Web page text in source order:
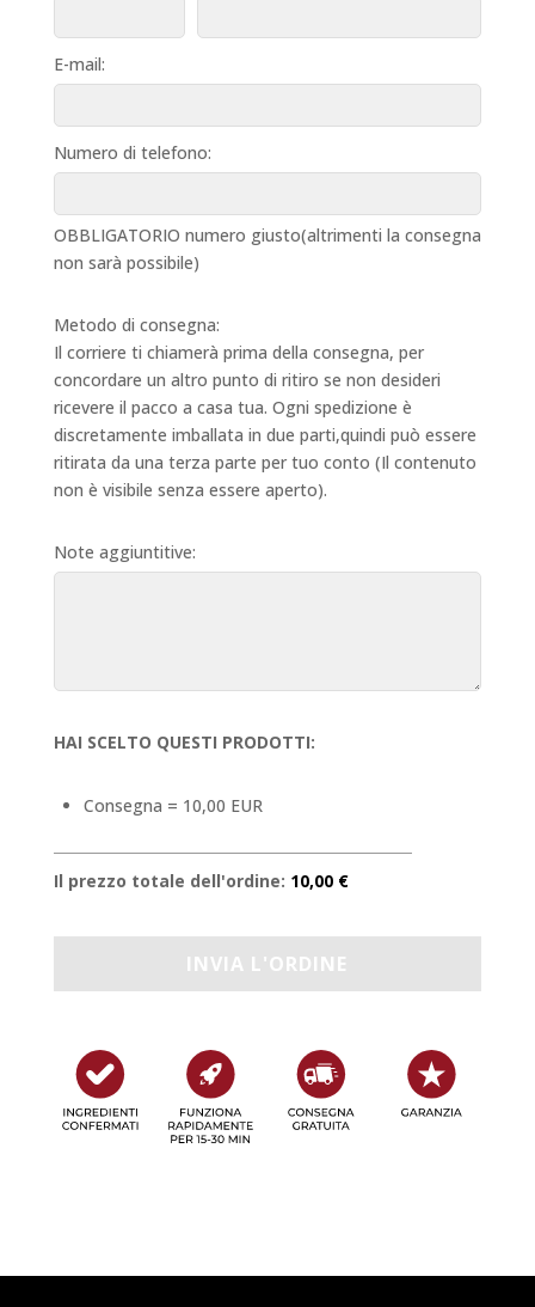
E-mail:
Numero di telefono:
OBBLIGATORIO numero giusto(altrimenti la consegna
non sarà possibile)
Metodo di consegna:
Il corriere ti chiamerà prima della consegna, per
concordare un altro punto di ritiro se non desideri
ricevere il pacco a casa tua. Ogni spedizione è
discretamente imballata in due parti,quindi può essere
ritirata da una terza parte per tuo conto (Il contenuto
non è visibile senza essere aperto).
Note aggiuntitive:
HAI SCELTO QUESTI PRODOTTI:
Consegna = 10,00 EUR
Il prezzo totale dell'ordine: 10,00 €